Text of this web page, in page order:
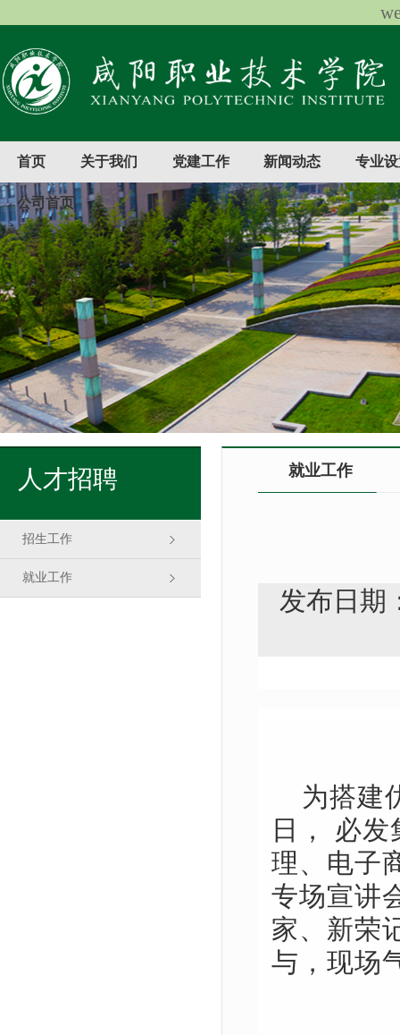
首页 关于我们 党建工作 新闻动态 专业
公司首页
人才招聘
招生工作
就业工作
就业工作
发布日
为搭建
日， 必
理、电子
专场宣讲
家、新荣
与，现场